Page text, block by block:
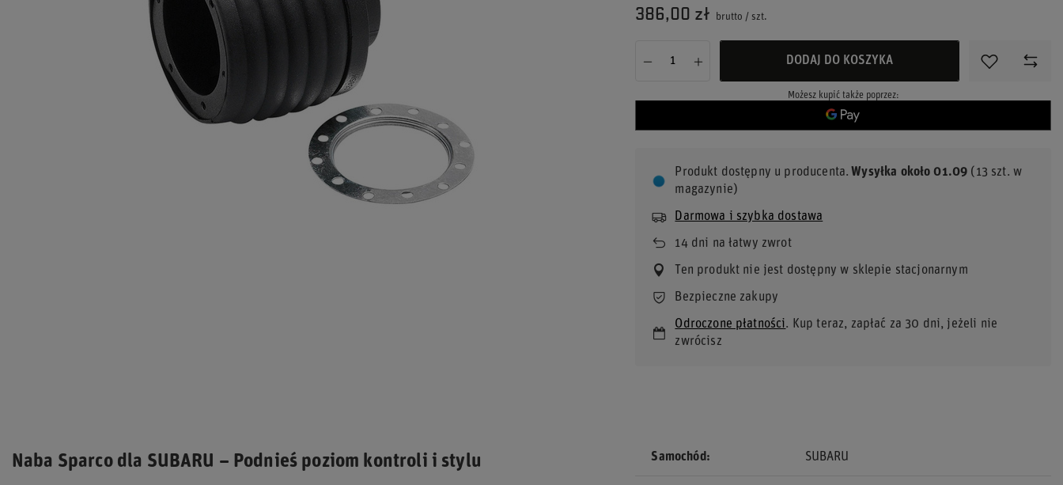
386,00 zł brutto / szt.
DODAJ DO KOSZYKA
Możesz kupić także poprzez:
Produkt dostępny u producenta Wysyłka około 01.09 (13 szt. w
magazynie)
Darmowa i szybka dostawa
14dni na łatwy zwrot
Ten produkt nie jest dostępny w sklepie stacjonarnym
Bezpieczne zakupy
Odroczone płatności. Kup teraz, zapłać za 30 dni, jeżeli nie
zwrócisz
Naba Sparco dla SUBARU – Podnieś poziom kontroli i stylu Samochód SUBARU